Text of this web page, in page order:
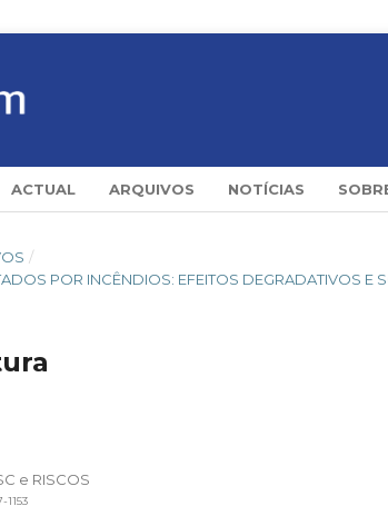
ACTUAL ARQUIVOS NOTÍCIAS
/
POR INCÊNDIOS: EFEITOS DEGRADATIVOS E
e RISCOS